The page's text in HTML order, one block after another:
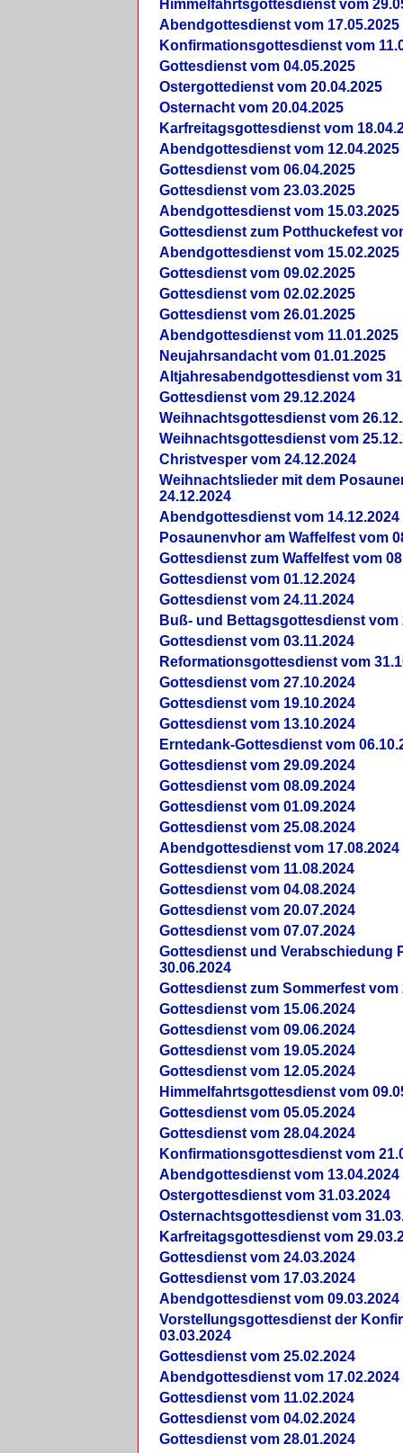
Himmelfahrtsgottesdienst vom
Abendgottesdienst vom 17.05.2025
Konfirmationsgottesdienst vom
Gottesdienst vom 04.05.2025
Ostergottedienst vom 20.04.2025
Osternacht vom 20.04.2025
Karfreitagsgottesdienst vom
Abendgottesdienst vom 12.04.2025
Gottesdienst vom 06.04.2025
Gottesdienst vom 23.03.2025
Abendgottesdienst vom 15.03.2025
Gottesdienst zum Potthuckefest
Abendgottesdienst vom 15.02.2025
Gottesdienst vom 09.02.2025
Gottesdienst vom 02.02.2025
Gottesdienst vom 26.01.2025
Abendgottesdienst vom 11.01.2025
Neujahrsandacht vom 01.01.2025
Altjahresabendgottesdienst vom
Gottesdienst vom 29.12.2024
Weihnachtsgottesdienst vom
Weihnachtsgottesdienst vom
Christvesper vom 24.12.2024
Weihnachtslieder mit dem
24.12.2024
Abendgottesdienst vom 14.12.2024
Posaunenvhor am Waffelfest vom
Gottesdienst zum Waffelfest vom
Gottesdienst vom 01.12.2024
Gottesdienst vom 24.11.2024
Buß- und Bettagsgottesdienst vom
Gottesdienst vom 03.11.2024
Reformationsgottesdienst vom
Gottesdienst vom 27.10.2024
Gottesdienst vom 19.10.2024
Gottesdienst vom 13.10.2024
Erntedank-Gottesdienst vom
Gottesdienst vom 29.09.2024
Gottesdienst vom 08.09.2024
Gottesdienst vom 01.09.2024
Gottesdienst vom 25.08.2024
Abendgottesdienst vom 17.08.2024
Gottesdienst vom 11.08.2024
Gottesdienst vom 04.08.2024
Gottesdienst vom 20.07.2024
Gottesdienst vom 07.07.2024
Gottesdienst und Verabschiedung
30.06.2024
Gottesdienst zum Sommerfest vom
Gottesdienst vom 15.06.2024
Gottesdienst vom 09.06.2024
Gottesdienst vom 19.05.2024
Gottesdienst vom 12.05.2024
Himmelfahrtsgottesdienst vom
Gottesdienst vom 05.05.2024
Gottesdienst vom 28.04.2024
Konfirmationsgottesdienst vom
Abendgottesdienst vom 13.04.2024
Ostergottesdienst vom 31.03.2024
Osternachtsgottesdienst vom
Karfreitagsgottesdienst vom
Gottesdienst vom 24.03.2024
Gottesdienst vom 17.03.2024
Abendgottesdienst vom 09.03.2024
Vorstellungsgottesdienst der
03.03.2024
Gottesdienst vom 25.02.2024
Abendgottesdienst vom 17.02.2024
Gottesdienst vom 11.02.2024
Gottesdienst vom 04.02.2024
Gottesdienst vom 28.01.2024